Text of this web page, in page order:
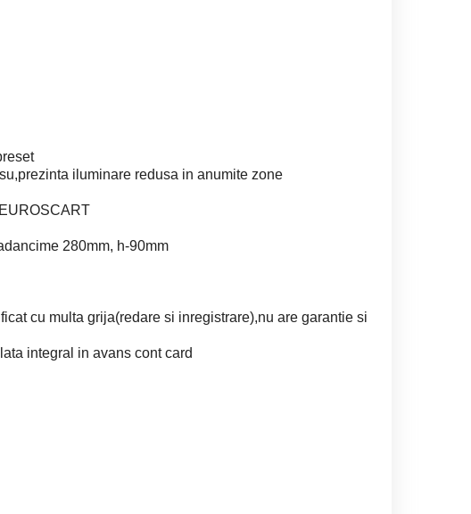
iluminare redusa in anumite zone
280mm, h-90mm
cu multa grija(redare si inregistrare),nu are garantie si
integral in avans cont card